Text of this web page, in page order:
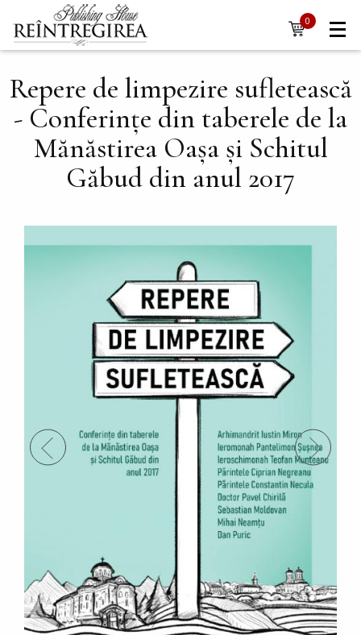
Skip to main content
Navigare
principală
0
items
Repere de limpezire sufletească
- Conferințe din taberele de la
Mănăstirea Oașa și Schitul
Găbud din anul 2017